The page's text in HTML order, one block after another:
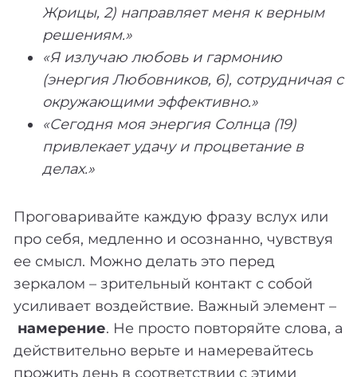
Жрицы, 2) направляет меня к верным
решениям.»
«Я излучаю любовь и гармонию
(энергия Любовников, 6), сотрудничая с
окружающими эффективно.»
«Сегодня моя энергия Солнца (19)
привлекает удачу и процветание в
делах.»
Проговаривайте каждую фразу вслух или
про себя, медленно и осознанно, чувствуя
ее смысл. Можно делать это перед
зеркалом – зрительный контакт с собой
усиливает воздействие. Важный элемент –
намерение. Не просто повторяйте слова, а
действительно верьте и намеревайтесь
прожить день в соответствии с этими